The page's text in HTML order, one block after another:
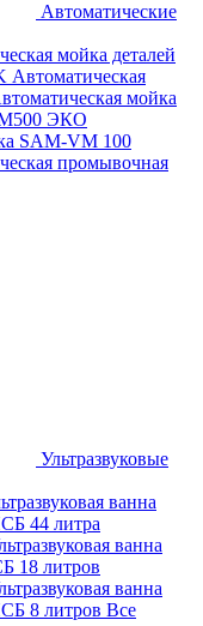
Автоматические
мойка деталей
Автоматическая
мойка
ЭКО
SAM-VM 100
промывочная
Ультразвуковые
ванна
44 литра
ванна
18 литров
ванна
8 литров Все